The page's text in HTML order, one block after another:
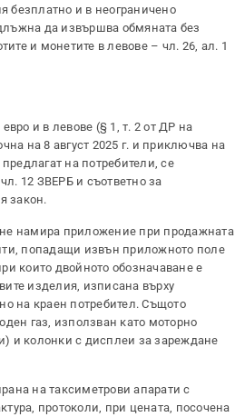
безплатно и в неограничено
да извършва обмяната без
и монетите в левове – чл. 26, ал. 1
и в левове (§ 1, т. 2 от ДР на
на 8 август 2025 г. и приключва на
на потребители, се
12 ЗВЕРБ и съответно за
закон.
не намира приложение при продажната
попадащи извън приложното поле
които двойното обозначаване е
изделия, изписана върху
на краен потребител. Същото
газ, използван като моторно
и колонки с дисплеи за зареждане
на таксиметрови апарати с
протоколи, при цената, посочена